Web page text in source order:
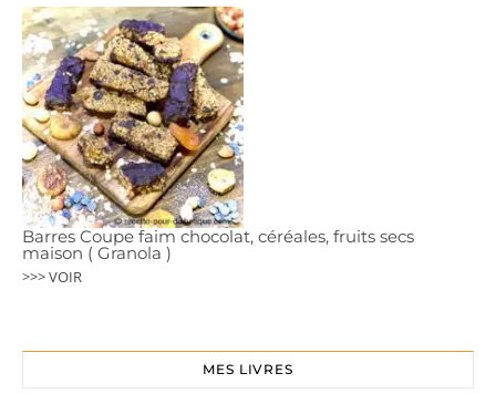
Barres Coupe faim chocolat, céréales, fruits secs
maison ( Granola )
>>> VOIR
MES LIVRES